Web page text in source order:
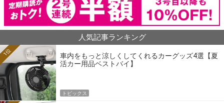
人気記事ランキング
車内をもっと涼しくしてくれるカーグッズ4選【夏
活カー用品ベストバイ】
1位
トピックス